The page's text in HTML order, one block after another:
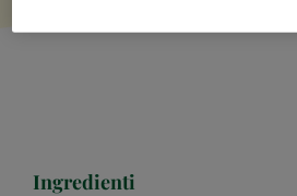
Ingredienti